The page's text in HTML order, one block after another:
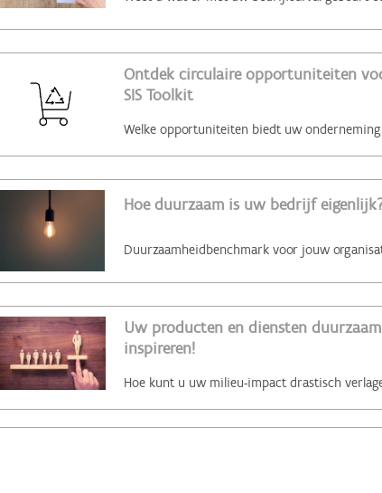
Ontdek circulaire opportuniteiten
SIS Toolkit
Hoe duurzaam is uw bedrijf
Uw producten en diensten
inspireren!